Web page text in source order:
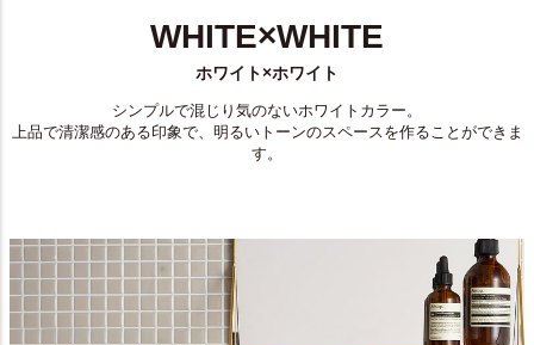
WHITE×WHITE
ホワイト×ホワイト
シンプルで混じり気のないホワイトカラー。
上品で清潔感のある印象で、明るいトーンのスペースを作ることができま
す。